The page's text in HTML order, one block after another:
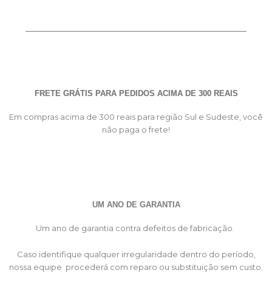
FRETE GRÁTIS PARA PEDIDOS ACIMA DE 300 REAIS
Em compras acima de 300 reais para região Sul e Sudeste, você
não paga o frete!
UM ANO DE GARANTIA
Um ano de garantia contra defeitos de fabricação.
Caso identifique qualquer irregularidade dentro do período,
nossa equipe procederá com reparo ou substituição sem custo.